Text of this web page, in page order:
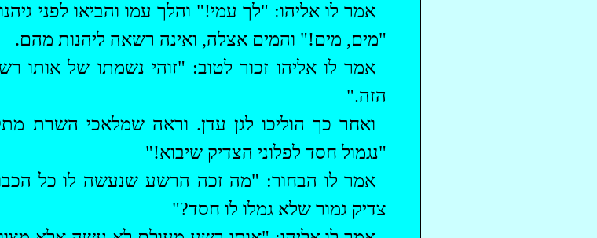
אמר לו אליהו: "לך עמי!" והלך עמו והביאו לפני
"מים, מים!" והמים אצלה, ואינה רשאה ליהנות מהם.
אמר לו אליהו זכור לטוב: "זוהי נשמתו של אותו
הזה."
ואחר כך הוליכו לגן עדן. וראה שמלאכי השרת
"נגמול חסד לפלוני הצדיק שיבוא!"
‏אמר לו הבחור: "מה זכה הרשע שנעשה לו כל
צדיק גמור שלא גמלו לו חסד?"